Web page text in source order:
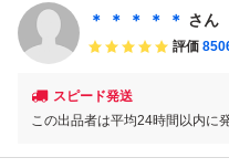
＊ ＊ ＊ ＊ ＊ さん
評価
スピード発送
この出品者は平均24時間以内に